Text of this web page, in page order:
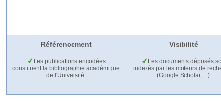
Référencement Visibilité
Les publications encodées
constituent la bibliographie académique
de l'Université.
Les documents déposés
indexés par les moteurs de
(Google Scholar,…).